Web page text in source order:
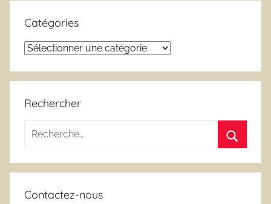
Catégories
Catégories
Rechercher
Recherche
:
Contactez-nous